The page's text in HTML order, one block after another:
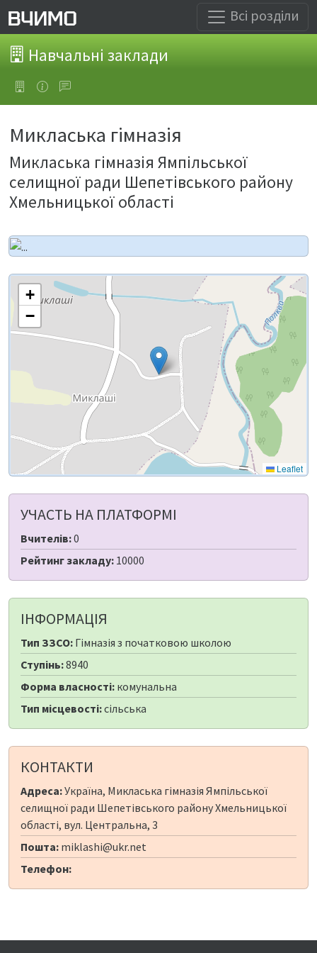
Всі розділи
Навчальні заклади
Микласька гімназія
Микласька гімназія Ямпільської
селищної ради Шепетівського району
Хмельницької області
+
−
Leaflet
УЧАСТЬ НА ПЛАТФОРМІ
Вчителів:0
Рейтинг закладу: 10000
ІНФОРМАЦІЯ
Тип ЗЗСО: Гімназія з початковою школою
Ступінь:8940
Форма власності: комунальна
Тип місцевості:сільська
КОНТАКТИ
Адреса:Україна, Микласька гімназія Ямпільської
селищної ради Шепетівського району Хмельницької
області, вул. Центральна, 3
Пошта: miklashi@ukr.net
Телефон: